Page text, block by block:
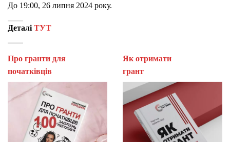
До 19:00, 26 липня 2024 року.
Деталі ТУТ
Про гранти для
початківців
Як отримати